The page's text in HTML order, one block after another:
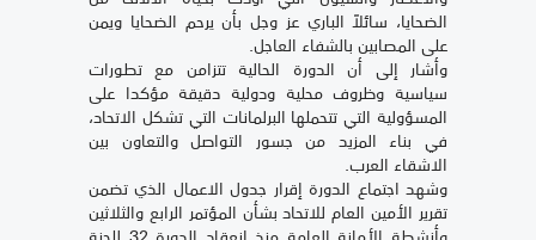
الضحايا، سائلاً الباري عز وجل بأن يرحم الضحايا ويمن
على المصابين بالشفاء العاجل.
وأشار إلى أن الدورة الحالية تتزامن مع تطورات
سياسية وظروف محلية ودولية دقيقة مؤكدا على
المسؤولية التي تتحملها البرلمانات التي تشكل الاتحاد،
في بناء المزيد من جسور التواصل والتعاون بين
الاشقاء العرب.
وشهد اجتماع الدورة إقرار جدول الاعمال الذي تضمن
تقرير الأمين العام للاتحاد بشأن المؤتمر الرابع والثلاثين